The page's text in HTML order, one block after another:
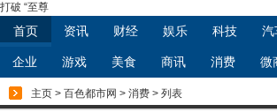
打破 “至尊
首页 资讯 财经 娱乐 科技 汽
企业 游戏 美食 商讯 消费 微
主页 > 百色都市网 > 消费 > 列表